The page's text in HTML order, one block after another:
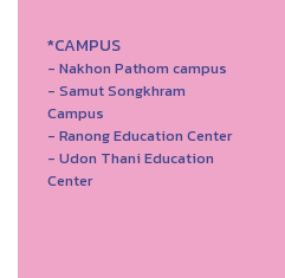
*CAMPUS
- Nakhon Pathom campus
- Samut Songkhram
Campus
- Ranong Education Center
- Udon Thani Education
Center